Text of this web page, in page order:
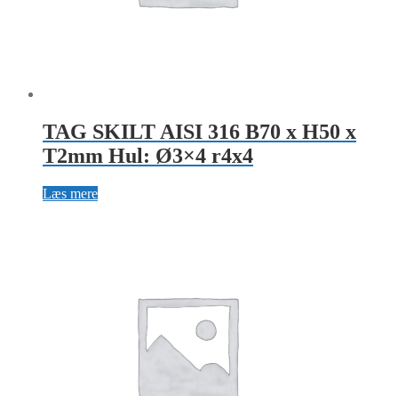
TAG SKILT AISI 316 B70 x H50 x
T2mm Hul: Ø3×4 r4x4
Læs mere